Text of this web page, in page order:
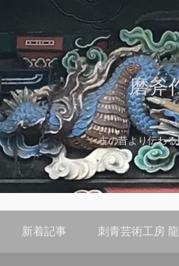
磨斧
古の昔より伝わ
新着記事 刺青芸術工房